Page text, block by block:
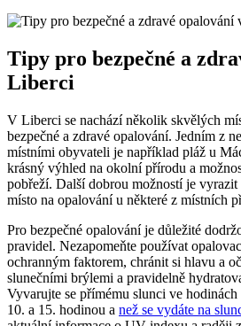
Tipy pro bezpečné a
Liberci
V Liberci se nachází několik skvělých
bezpečné a zdravé opalování. Jedním z
místními obyvateli je například pláž u
krásný výhled na okolní přírodu a
pobřeží. Další dobrou možností je
místo na opalování u některé z místních
Pro bezpečné opalování je důležité
pravidel. Nezapomeňte používat
ochranným faktorem, chránit si hlavu a
slunečními brýlemi a pravidelně
Vyvarujte se přímému slunci ve
10. a 15. hodinou a než se vydáte na